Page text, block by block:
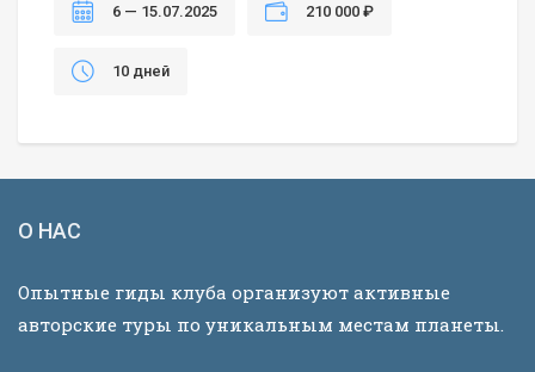
6 — 15.07.2025 210 000 ₽
10 дней
О НАС
Опытные гиды клуба организуют активные
авторские туры по уникальным местам планеты.